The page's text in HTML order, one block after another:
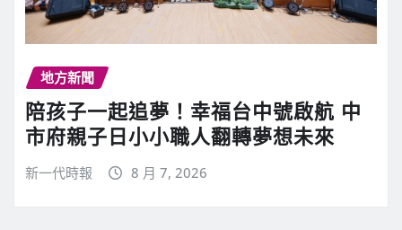
地方新聞
陪孩子一起追夢！幸福台中號啟航 中
市府親子日小小職人翻轉夢想未來
新一代時報 8 月 7, 2026